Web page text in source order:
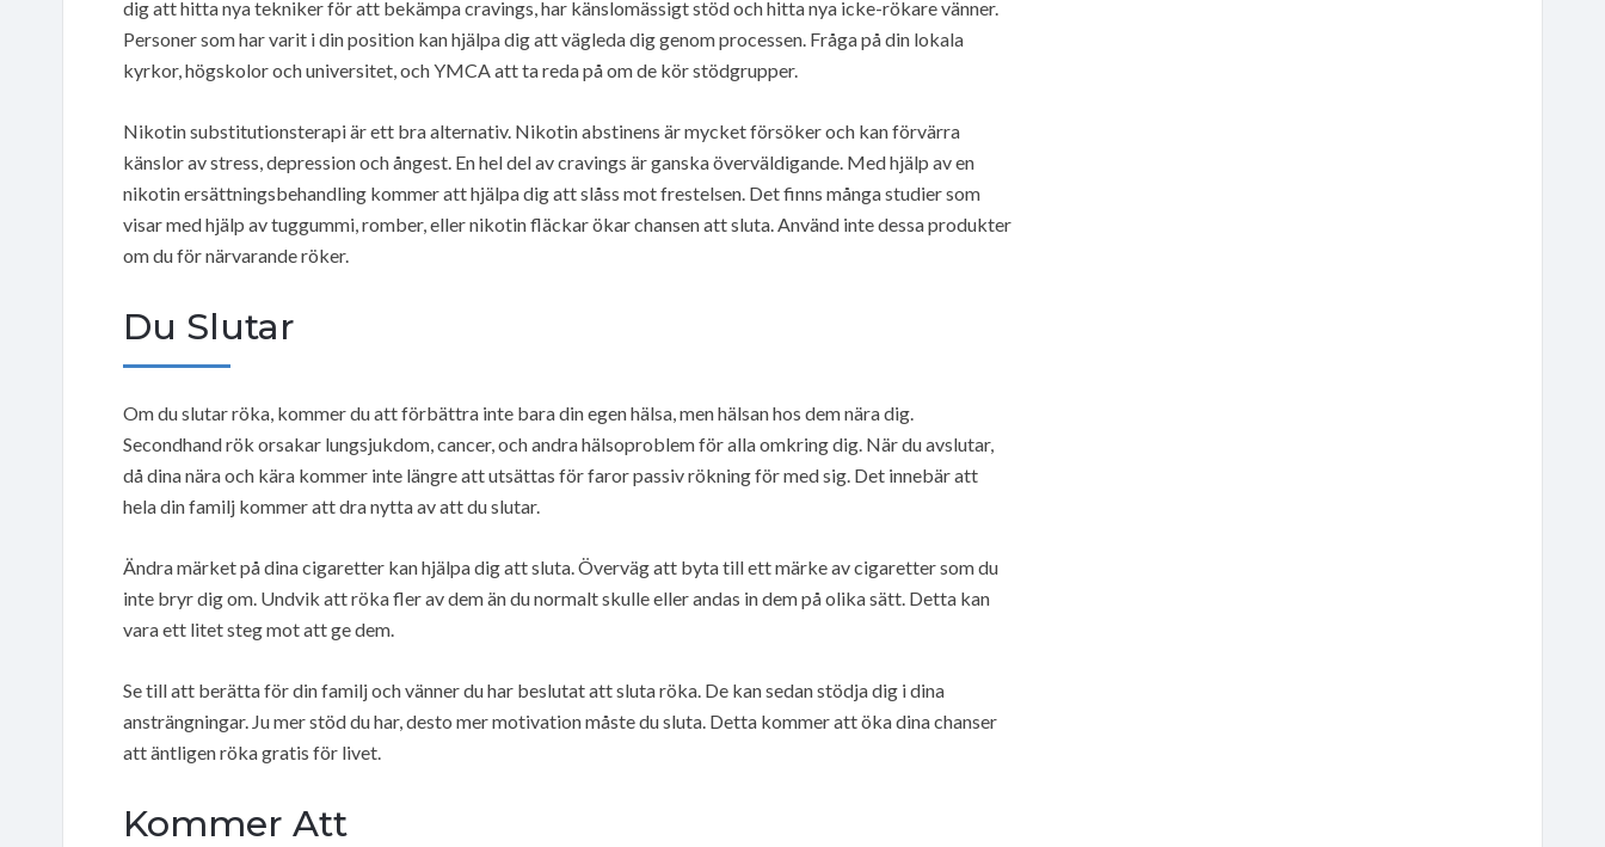
dig att hitta nya tekniker för att bekämpa cravings, har känslomässigt stöd och hitta nya icke-rökare vänner.
Personer som har varit i din position kan hjälpa dig att vägleda dig genom processen. Fråga på din lokala
kyrkor, högskolor och universitet, och YMCA att ta reda på om de kör stödgrupper.
Nikotin substitutionsterapi är ett bra alternativ. Nikotin abstinens är mycket försöker och kan förvärra
känslor av stress, depression och ångest. En hel del av cravings är ganska överväldigande. Med hjälp av en
nikotin ersättningsbehandling kommer att hjälpa dig att slåss mot frestelsen. Det finns många studier som
visar med hjälp av tuggummi, romber, eller nikotin fläckar ökar chansen att sluta. Använd inte dessa produkter
om du för närvarande röker.
Du Slutar
Om du slutar röka, kommer du att förbättra inte bara din egen hälsa, men hälsan hos dem nära dig.
Secondhand rök orsakar lungsjukdom, cancer, och andra hälsoproblem för alla omkring dig. När du avslutar,
då dina nära och kära kommer inte längre att utsättas för faror passiv rökning för med sig. Det innebär att
hela din familj kommer att dra nytta av att du slutar.
Ändra märket på dina cigaretter kan hjälpa dig att sluta. Överväg att byta till ett märke av cigaretter som du
inte bryr dig om. Undvik att röka fler av dem än du normalt skulle eller andas in dem på olika sätt. Detta kan
vara ett litet steg mot att ge dem.
Se till att berätta för din familj och vänner du har beslutat att sluta röka. De kan sedan stödja dig i dina
ansträngningar. Ju mer stöd du har, desto mer motivation måste du sluta. Detta kommer att öka dina chanser
att äntligen röka gratis för livet.
Kommer Att